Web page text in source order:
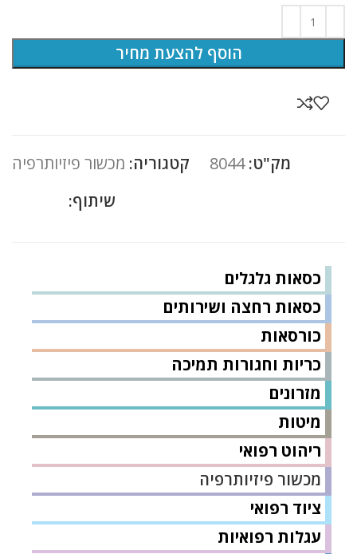
כסאות גלגלים
כסאות רחצה ושירותים
כורסאות
כריות וחגורות תמיכה
מזרונים
מיטות
ריהוט רפואי
מכשור פיזיותרפיה
ציוד רפואי
עגלות רפואיות
הוסף להצעת מחיר
מק"ט:8044 קטגוריה: מכשור פיזיותרפיה
שיתוף: